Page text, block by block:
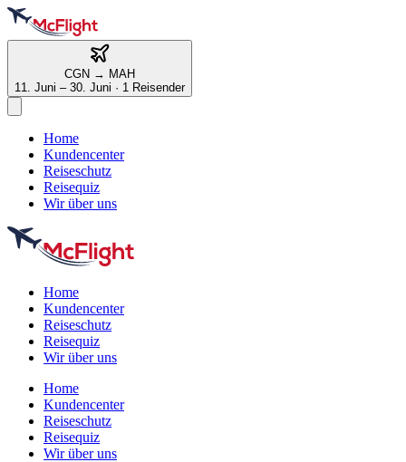
CGN → MAH
11. Juni – 30. Juni · 1 Reisender
Home
Kundencenter
Reiseschutz
Reisequiz
Wir über uns
Home
Kundencenter
Reiseschutz
Reisequiz
Wir über uns
Home
Kundencenter
Reiseschutz
Reisequiz
Wir über uns